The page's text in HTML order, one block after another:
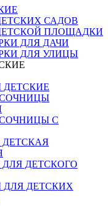
САДОВ
ПЛОЩАДКИ
ДЛЯ ДАЧИ
ДЛЯ УЛИЦЫ
С
ДЕТСКОГО
ДЕТСКИХ